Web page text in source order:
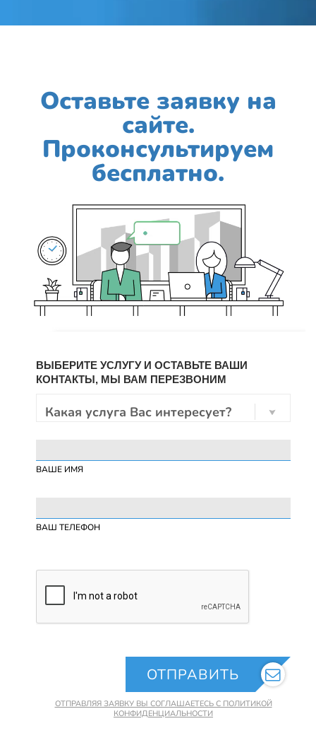
Оставьте заявку на
сайте.
Проконсультируем
бесплатно.
ВЫБЕРИТЕ УСЛУГУ И ОСТАВЬТЕ ВАШИ
КОНТАКТЫ, МЫ ВАМ ПЕРЕЗВОНИМ
Какая услуга Вас интересует?
ВАШЕ ИМЯ
ВАШ ТЕЛЕФОН
ОТПРАВИТЬ
ОТПРАВЛЯЯ ЗАЯВКУ ВЫ СОГЛАШАЕТЕСЬ С ПОЛИТИКОЙ
КОНФИДЕНЦИАЛЬНОСТИ